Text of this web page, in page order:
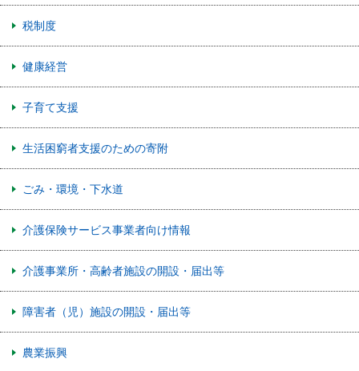
税制度
健康経営
子育て支援
生活困窮者支援のための寄附
ごみ・環境・下水道
介護保険サービス事業者向け情報
介護事業所・高齢者施設の開設・届出等
障害者（児）施設の開設・届出等
農業振興